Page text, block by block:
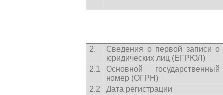
2.
Сведения о первой записи о
юридических лиц (ЕГРЮЛ)
2.1
Основной
номер (ОГРН)
2.2
Дата регистрации